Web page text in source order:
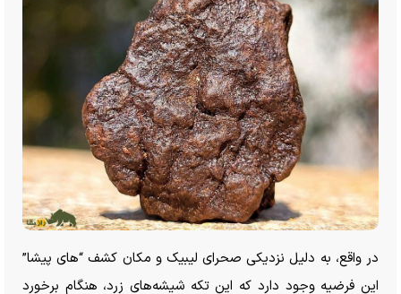
در واقع، به دلیل نزدیکی صحرای لیبیک و مکان کشف “های پیشا”
این فرضیه وجود دارد که این تکه شیشه‌های زرد، هنگام برخورد